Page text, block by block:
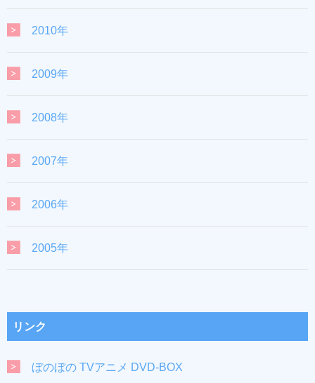
2010年
2009年
2008年
2007年
2006年
2005年
リンク
ぼのぼの TVアニメ DVD-BOX